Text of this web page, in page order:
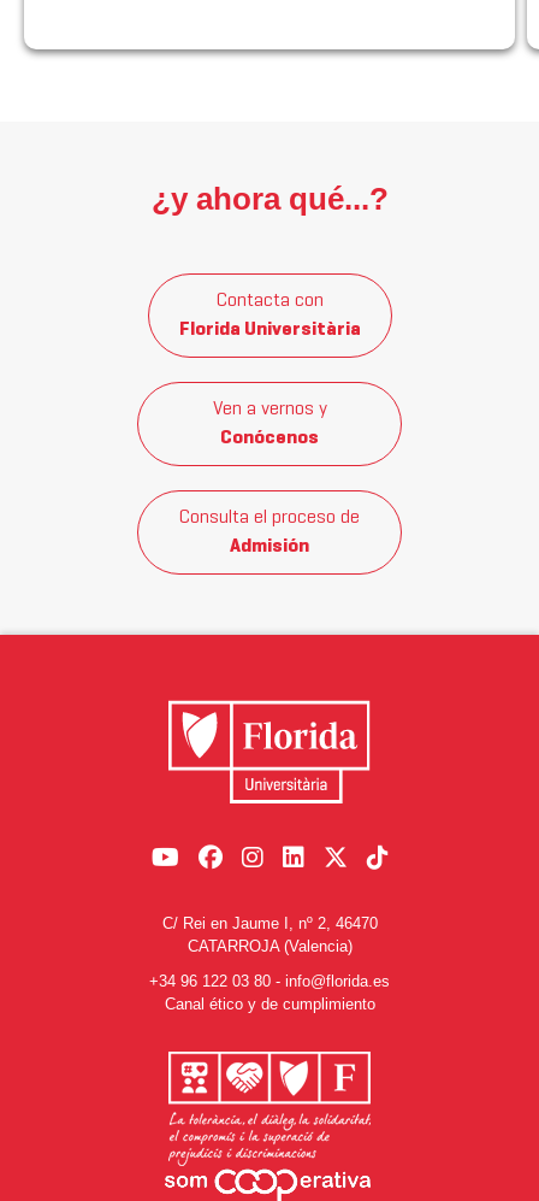
¿y ahora qué...?
Contacta con
Florida Universitària
Ven a vernos y
Conócenos
Consulta el proceso de
Admisión
C/ Rei en Jaume I, nº 2, 46470
CATARROJA (Valencia)
+34 96 122 03 80 - info@florida.es
Canal ético y de cumplimiento